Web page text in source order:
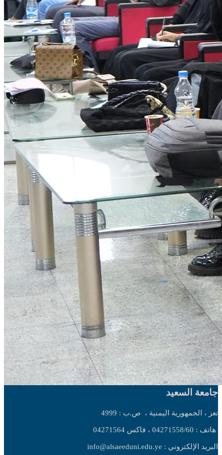
جامعة السعيد
تعز ، الجمهورية اليمنية ، ص.ب : 4999
هاتف : 04271558/60 ، فاكس 04271564
البريد الإلكتروني : info@alsaeeduni.edu.ye